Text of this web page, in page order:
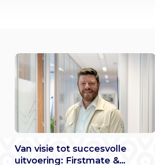
Van visie tot succesvolle
uitvoering: Firstmate &